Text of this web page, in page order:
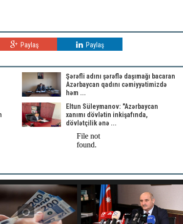
Paylaş Paylaş
Şərəfli adını şərəflə daşımağı bacaran
Azərbaycan qadını cəmiyyətimizdə
həm ...
Eltun Süleymanov: "Azərbaycan
xanımı dövlətin inkişafında,
dövlətçilik ənə ...